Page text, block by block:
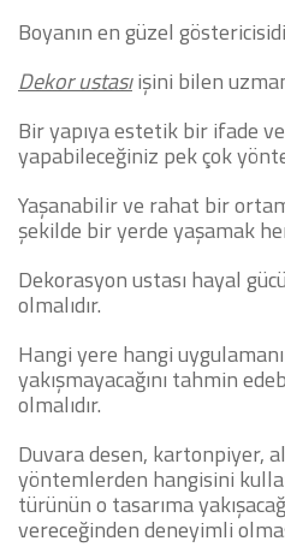
Boyanın en güzel
Dekor ustasıişini bilen
Bir yapıya estetik bir ifade
yapabileceğiniz pek çok
Yaşanabilir ve rahat bir
şekilde bir yerde yaşamak
Dekorasyon ustası hayal
olmalıdır.
Hangi yere hangi
yakışmayacağını tahmin
olmalıdır.
Duvara desen, kartonpiyer,
yöntemlerden hangisini
türünün o tasarıma
vereceğinden deneyimli